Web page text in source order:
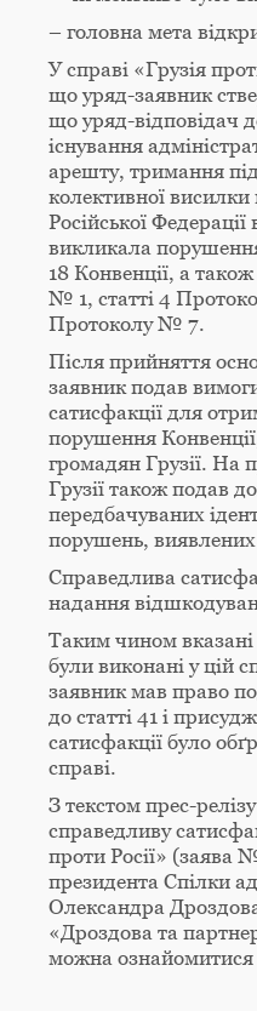
– головна мета
У справі «Грузія
що уряд-заявник
що уряд-відповідач
існування
арешту, тримання
колективної висилки
Російської
викликала
18 Конвенції, а
№ 1, статті 4
Протоколу № 7.
Після прийняття
заявник подав
сатисфакції для
порушення
громадян Грузії.
Грузії також подав
передбачуваних
порушень,
Справедлива
надання
Таким чином вказані
були виконані у цій
заявник мав право
до статті 41 і
сатисфакції було
справі.
З текстом прес-
справедливу
проти Росії» (заява
президента Спілки
Олександра
«Дроздова та
можна ознайомитися